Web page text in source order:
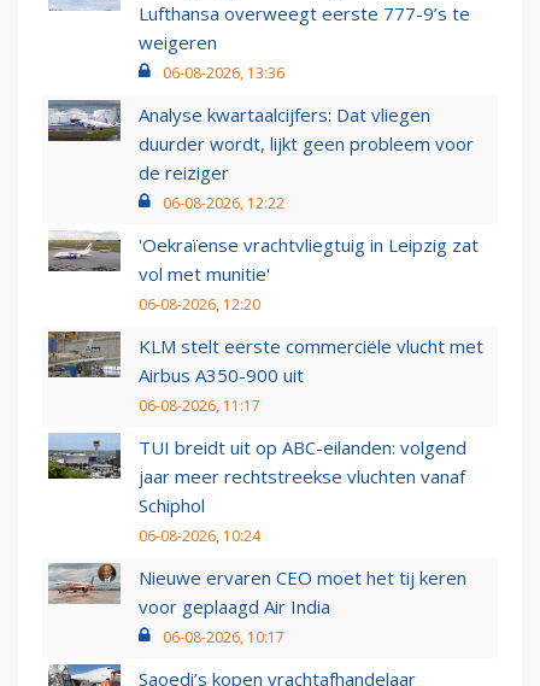
Lufthansa overweegt eerste 777-9’s te
weigeren
06-08-2026, 13:36
Analyse kwartaalcijfers: Dat vliegen
duurder wordt, lijkt geen probleem voor
de reiziger
06-08-2026, 12:22
'Oekraïense vrachtvliegtuig in Leipzig zat
vol met munitie'
06-08-2026, 12:20
KLM stelt eerste commerciële vlucht met
Airbus A350-900 uit
06-08-2026, 11:17
TUI breidt uit op ABC-eilanden: volgend
jaar meer rechtstreekse vluchten vanaf
Schiphol
06-08-2026, 10:24
Nieuwe ervaren CEO moet het tij keren
voor geplaagd Air India
06-08-2026, 10:17
Saoedi’s kopen vrachtafhandelaar